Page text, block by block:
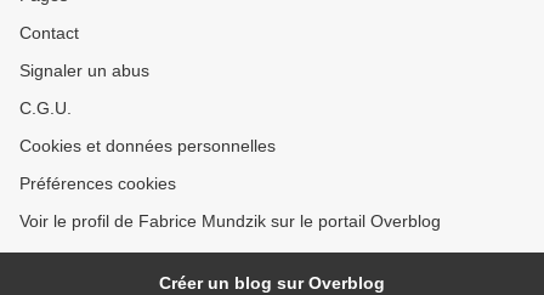
Contact
Signaler un abus
C.G.U.
Cookies et données personnelles
Préférences cookies
Voir le profil de Fabrice Mundzik sur le portail Overblog
Créer un blog sur Overblog